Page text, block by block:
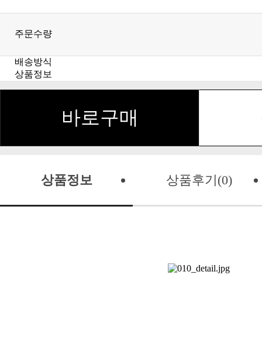
주문수량
배송방식
상품정보
바로구매
상품정보 상품후기(0)